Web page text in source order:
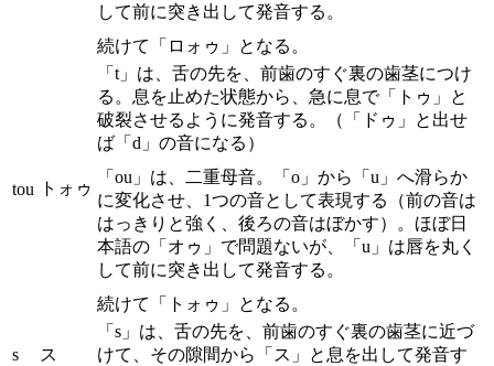
して前に突き出して発音する。
続けて「ロォゥ」となる。
tou トォゥ
「t」は、舌の先を、前歯のすぐ裏の歯茎につけ
る。息を止めた状態から、急に息で「トゥ」と
破裂させるように発音する。（「ドゥ」と出せ
ば「d」の音になる）
「ou」は、二重母音。「o」から「u」へ滑らか
に変化させ、1つの音として表現する（前の音は
はっきりと強く、後ろの音はぼかす）。ほぼ日
本語の「オゥ」で問題ないが、「u」は唇を丸く
して前に突き出して発音する。
続けて「トォゥ」となる。
s ス
「s」は、舌の先を、前歯のすぐ裏の歯茎に近づ
けて、その隙間から「ス」と息を出して発音す